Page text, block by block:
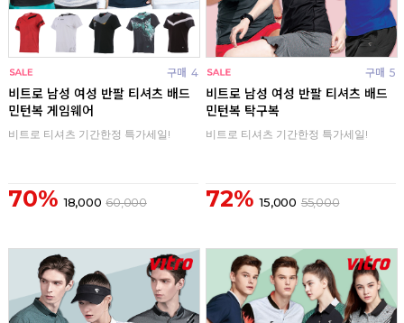
구매 4
비트로 남성 여성 반팔 티셔츠 배드
민턴복 게임웨어
비트로 티셔츠 기간한정 특가세일!
70% 18,000 60,000
구매 5
비트로 남성 여성 반팔 티셔츠 배드
민턴복 탁구복
비트로 티셔츠 기간한정 특가세일!
72% 15,000 55,000